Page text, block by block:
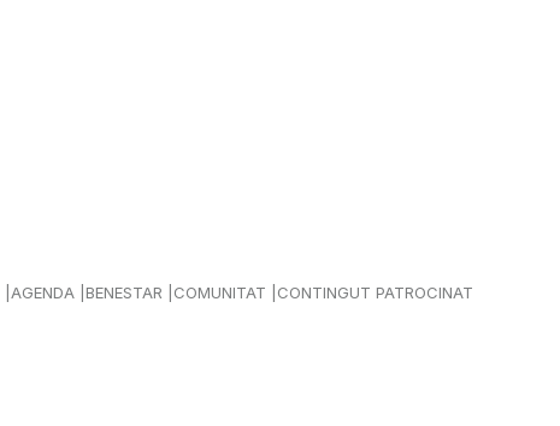
AGENDA BENESTAR COMUNITAT CONTINGUT PATROCINAT